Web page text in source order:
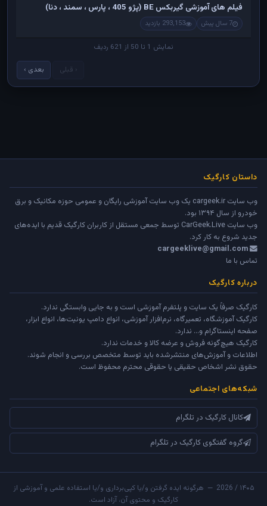
فیلم های آموزشی گیربکس BE (پژو 405 ، پارس ، سمند ، دنا)
7 سال پیش 293,153 بازدید
نمایش 1 تا 50 از 621 ردیف
‹ قبلی بعدی ›
داستان کارگیک
وب سایت cargeek.ir یک وب سایت آموزشی رایگان و عمومی حوزه مکانیک و برق
خودرو از سال ۱۳۹۴ بود.
وب سایت CarGeek.Live توسط جمعی مستقل از کاربران کارگیک قدیم با ایده‌های
جدید شروع به کار کرد.
cargeeklive@gmail.com
تماس با ما
درباره کارگیک
کارگیک صرفاً یک سایت و پلتفرم آموزشی است و به جایی وابستگی ندارد.
کارگیک آموزشگاه، تعمیرگاه، نرم‌افزار آموزشی، انواع دامپ یونیت‌ها، انواع ابزار،
صفحه اینستاگرام و... ندارد.
کارگیک هیچ‌گونه فروش و عرضه کالا و خدمات ندارد.
اطلاعات و آموزش‌های منتشرشده باید توسط متخصص بررسی و انجام شوند.
حقوق نشر اشخاص حقیقی یا حقوقی محترم محفوظ است.
شبکه‌های اجتماعی
کانال کارگیک در تلگرام
گروه گفتگوی کارگیک در تلگرام
۱۴۰۵ / 2026 — هرگونه ایده گرفتن و/یا کپی‌برداری و/یا استفاده علمی و آموزشی از
کارگیک و محتوی آن، آزاد است.